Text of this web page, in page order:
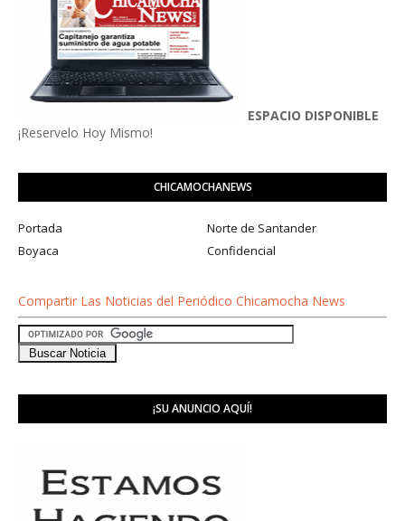
ESPACIO DISPONIBLE
¡Reservelo Hoy Mismo!
CHICAMOCHANEWS
Portada
Norte de Santander
Boyaca
Confidencial
Compartir Las Noticias del Periódico Chicamocha News
¡SU ANUNCIO AQUÍ!